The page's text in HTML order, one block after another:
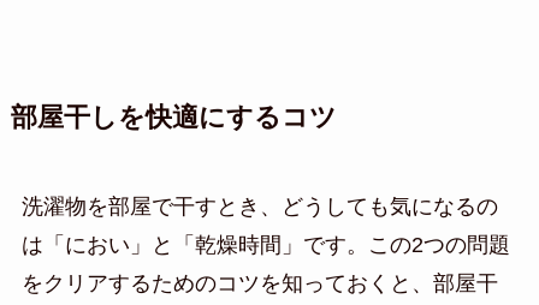
部屋干しを快適にするコツ
洗濯物を部屋で干すとき、どうしても気になるの
は「におい」と「乾燥時間」です。この2つの問題
をクリアするためのコツを知っておくと、部屋干